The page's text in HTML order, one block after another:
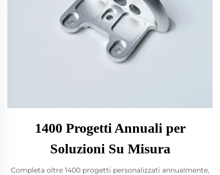
1400 Progetti Annuali per
Soluzioni Su Misura
Completa oltre 1400 progetti personalizzati annualmente,